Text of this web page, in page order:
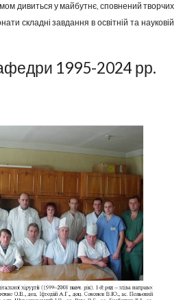
дивиться у майбутнє, сповнений творчих
складні завдання в освітній та науковій
1995-2024 рр.